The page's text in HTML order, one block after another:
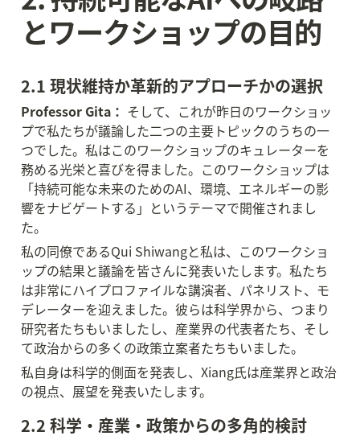
とワークショップの目的
2.1 現状維持か革新的アプローチかの選択
Professor Gita： そして、これが昨日のワークショッ
プで私たちが議論した二つの主要トピックのうちの一
つでした。私はこのワークショップのキュレーターを
務める光栄と喜びを得ました。このワークショップは
「持続可能な未来のためのAI、環境、エネルギーの影
響をナビゲートする」というテーマで開催されまし
た。
私の同僚であるQui Shiwangと私は、このワークショ
ップの結果と議論を皆さんに発表いたします。私たち
は非常にハイプロファイルな講演者、パネリスト、モ
デレーターを迎えました。彼らは科学界から、つまり
研究者たちもいましたし、産業界の代表者たち、そし
て政治からの多くの政策立案者たちもいました。
私自身は科学的側面を発表し、Xiang氏は産業界と政治
の視点、展望を発表いたします。
2.2 科学・産業・政策からの多角的検討